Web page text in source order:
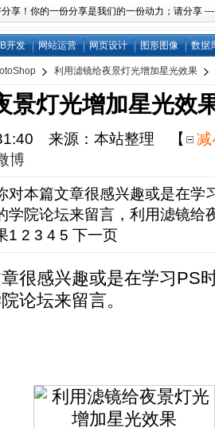
享！你的一份分享是我们的一份动力；请分享
开发 网站运营 网页设计 图形图像 数据
利用滤镜给夜景灯光增加星光效果
景灯光增加星光效
来源：本站整理 【
减
博
对本篇文章很感兴趣或是在学
学院论坛来留言，利用滤镜给
1 2 3 4 5 下一页
很感兴趣或是在学习PS
论坛来留言。